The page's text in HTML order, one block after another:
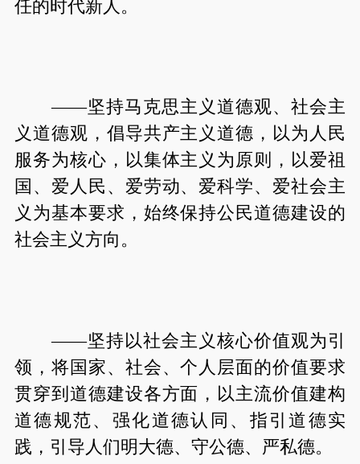
任的时代新人。
——坚持马克思主义道德观、社会主
义道德观，倡导共产主义道德，以为人民
服务为核心，以集体主义为原则，以爱祖
国、爱人民、爱劳动、爱科学、爱社会主
义为基本要求，始终保持公民道德建设的
社会主义方向。
——坚持以社会主义核心价值观为引
领，将国家、社会、个人层面的价值要求
贯穿到道德建设各方面，以主流价值建构
道德规范、强化道德认同、指引道德实
践，引导人们明大德、守公德、严私德。